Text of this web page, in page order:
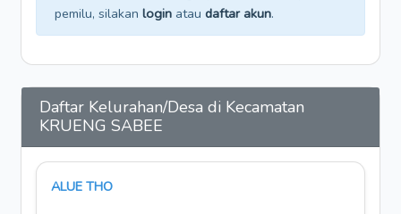
pemilu, silakan login atau daftar akun.
Daftar Kelurahan/Desa di Kecamatan
KRUENG SABEE
ALUE THO